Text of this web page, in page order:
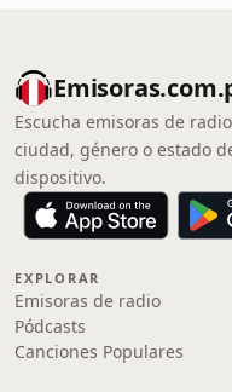
Escucha emisoras de
ciudad, género o estado
dispositivo.
EXPLORAR
Emisoras de radio
Pódcasts
Canciones Populares